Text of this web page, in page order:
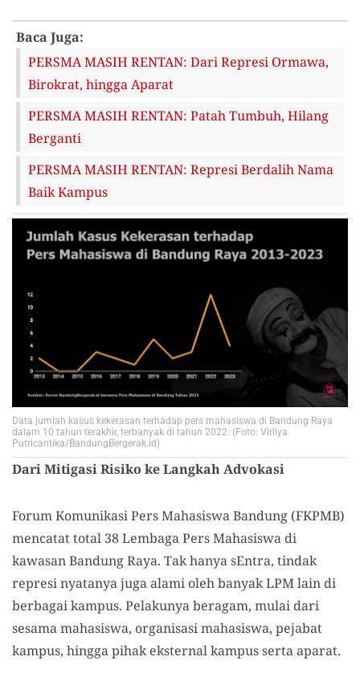
Baca Juga:
PERSMA MASIH RENTAN: Dari Represi Ormawa,
Birokrat, hingga Aparat
PERSMA MASIH RENTAN: Patah Tumbuh, Hilang
Berganti
PERSMA MASIH RENTAN: Represi Berdalih Nama
Baik Kampus
Data jumlah kasus kekerasan terhadap pers mahasiswa di Bandung Raya
dalam 10 tahun terakhir, terbanyak di tahun 2022. (Foto: Virliya
Putricantika/BandungBergerak.id)
Dari Mitigasi Risiko ke Langkah Advokasi
Forum Komunikasi Pers Mahasiswa Bandung (FKPMB)
mencatat total 38 Lembaga Pers Mahasiswa di
kawasan Bandung Raya. Tak hanya sEntra, tindak
represi nyatanya juga alami oleh banyak LPM lain di
berbagai kampus. Pelakunya beragam, mulai dari
sesama mahasiswa, organisasi mahasiswa, pejabat
kampus, hingga pihak eksternal kampus serta aparat.